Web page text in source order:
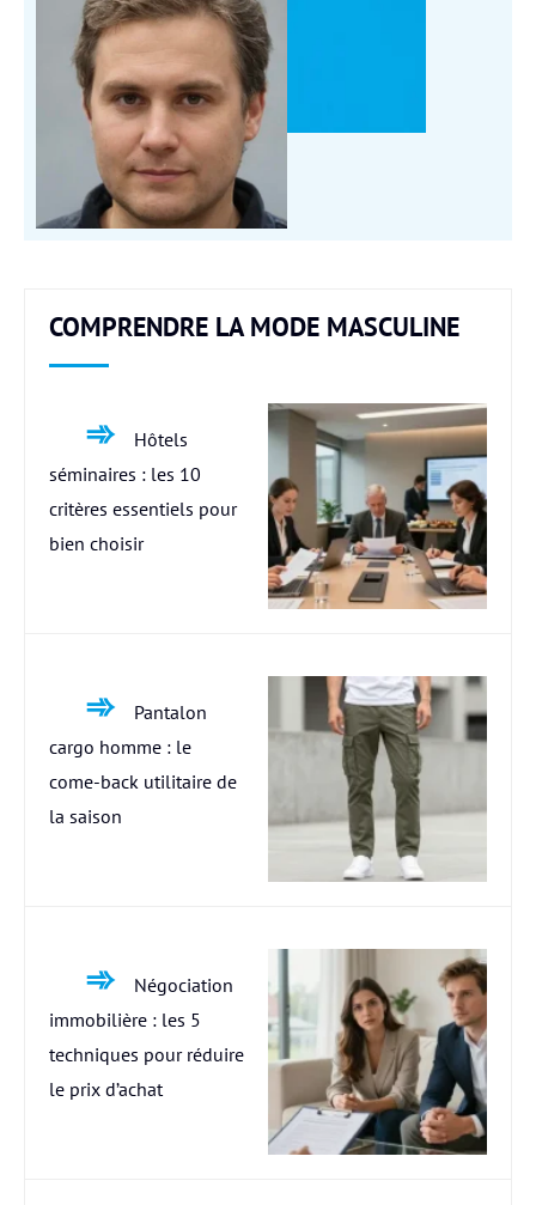
COMPRENDRE LA MODE MASCULINE
Hôtels
séminaires : les 10
critères essentiels pour
bien choisir
Pantalon
cargo homme : le
come-back utilitaire de
la saison
Négociation
immobilière : les 5
techniques pour réduire
le prix d’achat